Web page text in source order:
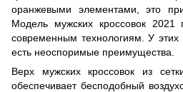
оранжевыми элементами, это
Модель мужских кроссовок
современным технологиям. У этих
есть неоспоримые преимущества.
Верх мужских кроссовок из
обеспечивает бесподобный